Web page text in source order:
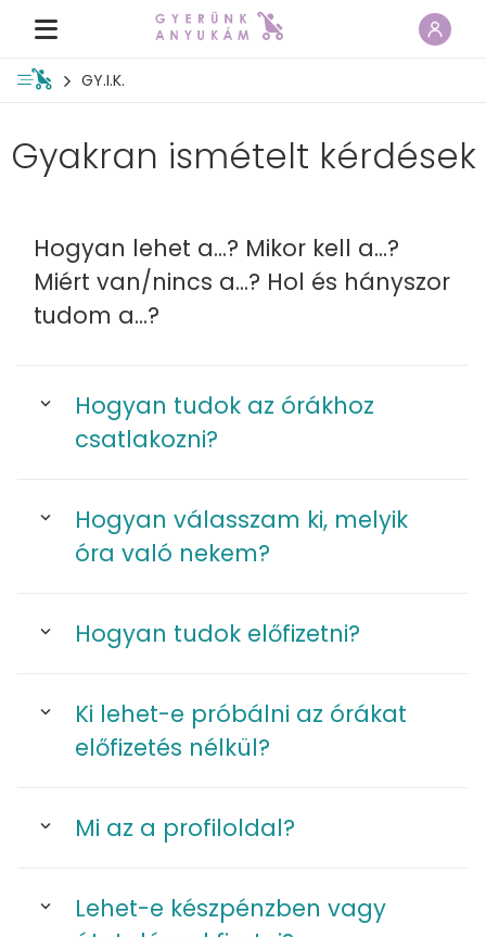
GY.I.K.
Gyakran ismételt kérdések
Hogyan lehet a...? Mikor kell a...?
Miért van/nincs a...? Hol és hányszor
tudom a...?
Hogyan tudok az órákhoz
csatlakozni?
Hogyan válasszam ki, melyik
óra való nekem?
Hogyan tudok előfizetni?
Ki lehet-e próbálni az órákat
előfizetés nélkül?
Mi az a profiloldal?
Lehet-e készpénzben vagy